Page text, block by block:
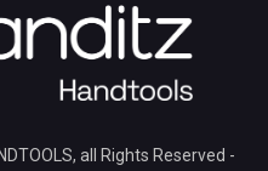
, all Rights Reserved -